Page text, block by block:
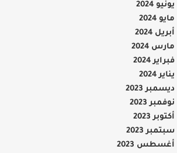
يونيو 2024
مايو 2024
أبريل 2024
مارس 2024
فبراير 2024
يناير 2024
ديسمبر 2023
نوفمبر 2023
أكتوبر 2023
سبتمبر 2023
أغسطس 2023